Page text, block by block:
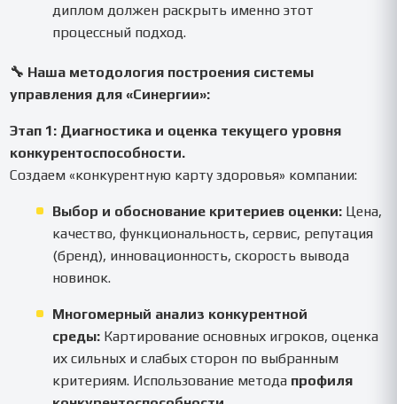
диплом должен раскрыть именно этот
процессный подход.
🔧 Наша методология построения системы
управления для «Синергии»:
Этап 1: Диагностика и оценка текущего уровня
конкурентоспособности.
Создаем «конкурентную карту здоровья» компании:
Выбор и обоснование критериев оценки: Цена,
качество, функциональность, сервис, репутация
(бренд), инновационность, скорость вывода
новинок.
Многомерный анализ конкурентной
среды: Картирование основных игроков, оценка
их сильных и слабых сторон по выбранным
критериям. Использование метода профиля